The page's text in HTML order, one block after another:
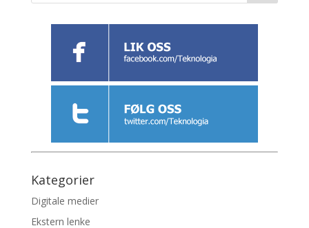
Kategorier
Digitale medier
Ekstern lenke